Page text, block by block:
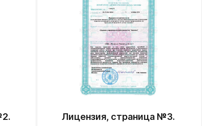
Лицензия, страница №3.